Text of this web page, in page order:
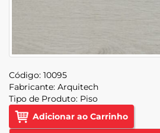
Código: 10095
Fabricante: Arquitech
Tipo de Produto: Piso
Adicionar ao Carrinho